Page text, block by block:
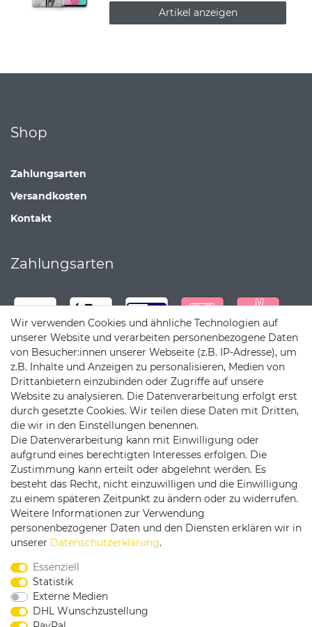
Artikel anzeigen
Shop
Zahlungsarten
Versandkosten
Kontakt
Zahlungsarten
Versandpartner
Service & Kontakt
Rufen Sie uns an unter:
0375 - 21459172
Wir verwenden Cookies und ähnliche Technologien auf
unserer Website und verarbeiten personenbezogene Daten
von Besucher:innen unserer Webseite (z.B. IP-Adresse), um
z.B. Inhalte und Anzeigen zu personalisieren, Medien von
Drittanbietern einzubinden oder Zugriffe auf unsere
Website zu analysieren. Die Datenverarbeitung erfolgt erst
durch gesetzte Cookies. Wir teilen diese Daten mit Dritten,
die wir in den Einstellungen benennen.
Die Datenverarbeitung kann mit Einwilligung oder
aufgrund eines berechtigten Interesses erfolgen. Die
Zustimmung kann erteilt oder abgelehnt werden. Es
besteht das Recht, nicht einzuwilligen und die Einwilligung
zu einem späteren Zeitpunkt zu ändern oder zu widerrufen.
Weitere Informationen zur Verwendung
personenbezogener Daten und den Diensten erklären wir in
unserer Daten­schutz­erklärung.
Essenziell
Statistik
Externe Medien
DHL Wunschzustellung